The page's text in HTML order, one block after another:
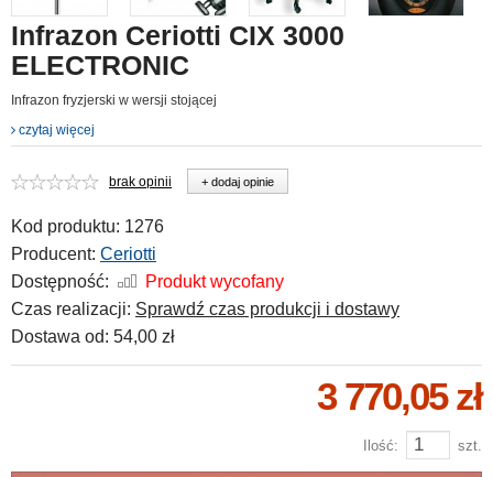
Infrazon Ceriotti CIX 3000
ELECTRONIC
Infrazon fryzjerski w wersji stojącej
czytaj więcej
brak opinii + dodaj opinie
Kod produktu: 1276
Producent: Ceriotti
Dostępność:
Produkt wycofany
Czas realizacji: Sprawdź czas produkcji i dostawy
Dostawa od: 54,00 zł
3 770,05 zł
Ilość: szt.